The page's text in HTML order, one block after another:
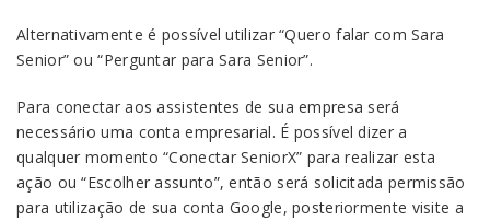
Alternativamente é possível utilizar “Quero falar com Sara
Senior” ou “Perguntar para Sara Senior”.
Para conectar aos assistentes de sua empresa será
necessário uma conta empresarial. É possível dizer a
qualquer momento “Conectar SeniorX” para realizar esta
ação ou “Escolher assunto”, então será solicitada permissão
para utilização de sua conta Google, posteriormente visite a